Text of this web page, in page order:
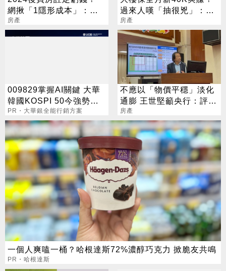
網揪「1隱形成本」：直
接吃掉15%
房產
過來人嘆「抽很兇」：僅
供參考
房產
009829掌握AI關鍵 大華
韓國KOSPI 50今強勢開
募
PR・大華銀全能行銷方案
不應以「物價平穩」淡化
通膨 王世堅籲央行：評估
升息可能性
房產
一個人爽嗑一桶？哈根達斯72%濃醇巧克力 掀脆友共鳴
PR・哈根達斯